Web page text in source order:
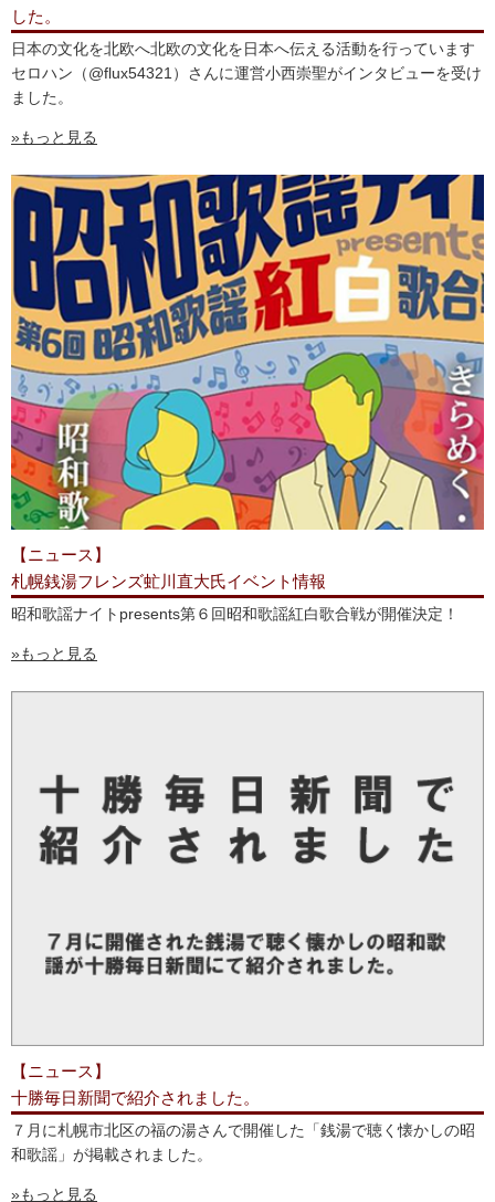
した。
日本の文化を北欧へ北欧の文化を日本へ伝える活動を行っています
セロハン（@flux54321）さんに運営小西崇聖がインタビューを受け
ました。
»もっと見る
【ニュース】
札幌銭湯フレンズ虻川直大氏イベント情報
昭和歌謡ナイトpresents第６回昭和歌謡紅白歌合戦が開催決定！
»もっと見る
【ニュース】
十勝毎日新聞で紹介されました。
７月に札幌市北区の福の湯さんで開催した「銭湯で聴く懐かしの昭
和歌謡」が掲載されました。
»もっと見る